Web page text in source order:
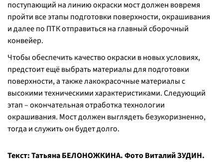
поступающий на линию окраски мост должен вовремя
пройти все этапы подготовки поверхности, окрашивания
и далее по ПТК отправиться на главный сборочный
конвейер.
Чтобы обеспечить качество окраски в новых условиях,
предстоит ещё выбрать материалы для подготовки
поверхности, а также лакокрасочные материалы с
высокими техническими характеристиками. Следующий
этап – окончательная отработка технологии
окрашивания. Мост должен выглядеть безукоризненно,
тогда и служить он будет долго.
Текст: Татьяна БЕЛОНОЖКИНА. Фото Виталий ЗУДИН.